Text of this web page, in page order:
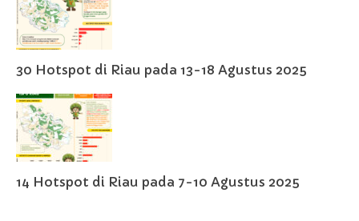
30 Hotspot di Riau pada 13-18 Agustus 2025
14 Hotspot di Riau pada 7-10 Agustus 2025